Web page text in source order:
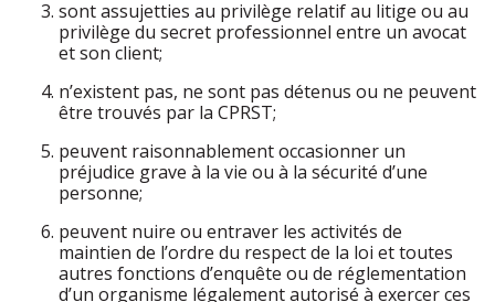
sont assujetties au privilège relatif au litige ou au
privilège du secret professionnel entre un avocat
et son client;
n’existent pas, ne sont pas détenus ou ne peuvent
être trouvés par la CPRST;
peuvent raisonnablement occasionner un
préjudice grave à la vie ou à la sécurité d’une
personne;
peuvent nuire ou entraver les activités de
maintien de l’ordre du respect de la loi et toutes
autres fonctions d’enquête ou de réglementation
d’un organisme légalement autorisé à exercer ces